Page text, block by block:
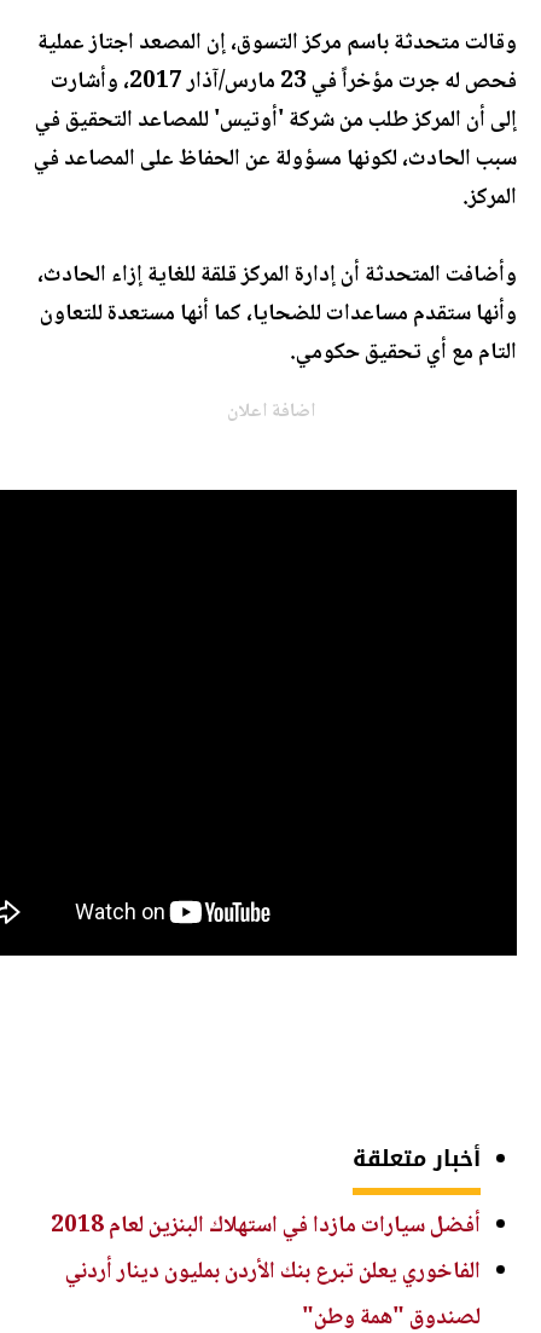
وقالت متحدثة باسم مركز التسوق، إن المصعد اجتاز عملية
فحص له جرت مؤخراً في 23 مارس/آذار 2017، وأشارت
إلى أن المركز طلب من شركة 'أوتيس' للمصاعد التحقيق في
سبب الحادث، لكونها مسؤولة عن الحفاظ على المصاعد في
المركز.
وأضافت المتحدثة أن إدارة المركز قلقة للغاية إزاء الحادث،
وأنها ستقدم مساعدات للضحايا، كما أنها مستعدة للتعاون
التام مع أي تحقيق حكومي.
اضافة اعلان
أخبار متعلقة
أفضل سيارات مازدا في استهلاك البنزين لعام 2018
الفاخوري يعلن تبرع بنك الأردن بمليون دينار أردني
لصندوق "همة وطن"